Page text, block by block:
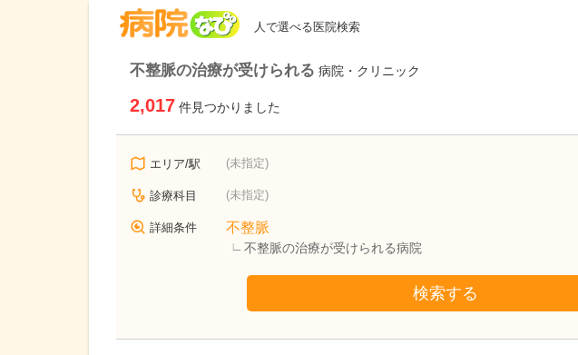
人で選べる医院検索
不整脈の治療が受けられる 病院・クリニック
2,017 件見つかりました
エリア/駅 (未指定)
診療科目 (未指定)
詳細条件 不整脈
不整脈の治療が受けられる病院
検索する
新百合ヶ丘